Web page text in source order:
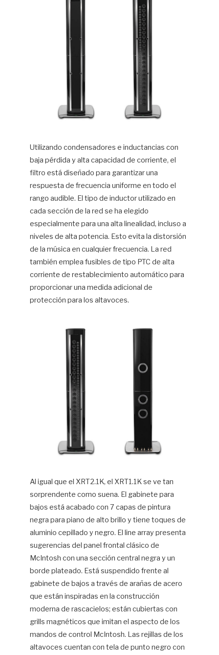
Utilizando condensadores e inductancias con
baja pérdida y alta capacidad de corriente, el
filtro está diseñado para garantizar una
respuesta de frecuencia uniforme en todo el
rango audible. El tipo de inductor utilizado en
cada sección de la red se ha elegido
especialmente para una alta linealidad, incluso a
niveles de alta potencia. Esto evita la distorsión
de la música en cualquier frecuencia. La red
también emplea fusibles de tipo PTC de alta
corriente de restablecimiento automático para
proporcionar una medida adicional de
protección para los altavoces.
Al igual que el XRT2.1K, el XRT1.1K se ve tan
sorprendente como suena. El gabinete para
bajos está acabado con 7 capas de pintura
negra para piano de alto brillo y tiene toques de
aluminio cepillado y negro. El line array presenta
sugerencias del panel frontal clásico de
McIntosh con una sección central negra y un
borde plateado. Está suspendido frente al
gabinete de bajos a través de arañas de acero
que están inspiradas en la construcción
moderna de rascacielos; están cubiertas con
grills magnéticos que imitan el aspecto de los
mandos de control McIntosh. Las rejillas de los
altavoces cuentan con tela de punto negro con